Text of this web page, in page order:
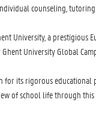
counseling,
University, a prestigious
University Global
for its rigorous
of school life through